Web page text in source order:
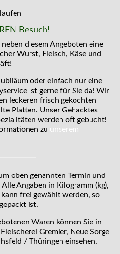
Besuch!
diesem Angeboten eine
Wurst, Fleisch, Käse und
oder einfach nur eine
ist gerne für Sie da! Wir
leckeren frisch gekochten
Platten. Unser Gehacktes
werden oft gebucht!
zu unserem
oben genannten Termin und
Angaben in Kilogramm (kg),
frei gewählt werden, so
ist.
Waren können Sie in
Gremler, Neue Sorge
/ Thüringen einsehen.